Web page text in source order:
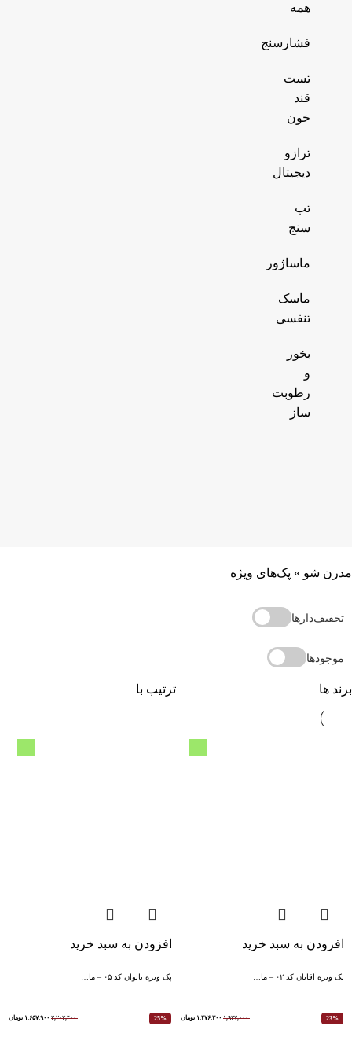
همه
فشارسنج
تست
قند
خون
ترازو
دیجیتال
تب
سنج
ماساژور
ماسک
تنفسی
بخور
و
رطوبت
ساز
مدرن شو » پک‌های ویژه
تخفیف‌دارها
موجودها
برند ها ترتیب با
افزودن به سبد خرید
پک ویژه آقایان کد ۰۲ – ما…
23% ۱,۹۲۷,۰۰۰ ۱,۴۷۶,۳۰۰ تومان
افزودن به سبد خرید
پک ویژه بانوان کد ۰۵ – ما…
25% ۲,۲۰۳,۴۰۰ ۱,۶۵۷,۹۰۰ تومان